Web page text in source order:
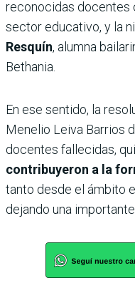
reconocidas docentes
sector educativo, y la
Resquín, alumna
Bethania.
En ese sentido, la
Menelio Leiva Barrios
docentes fallecidas,
contribuyeron a la
tanto desde el ámbito
dejando una